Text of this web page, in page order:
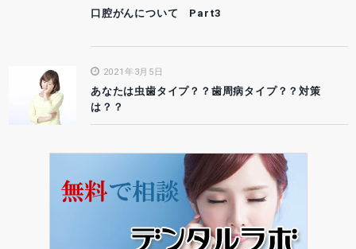
口腔がんについて Part3
2021年3月5日
あなたは虫歯タイプ？？歯周病タイプ？？対策
は？？